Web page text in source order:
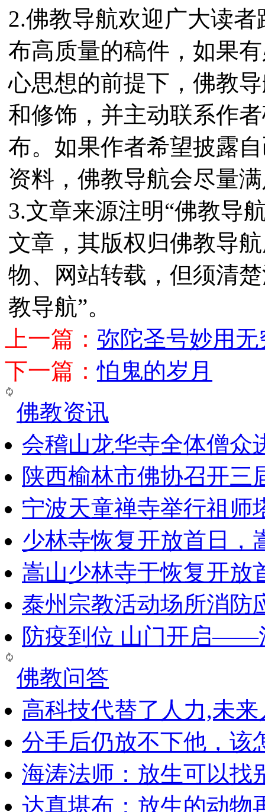
2.佛教导航欢迎广大读
布高质量的稿件，如果
心思想的前提下，佛教
和修饰，并主动联系作
布。如果作者希望披露
资料，佛教导航会尽量
3.文章来源注明“佛教导
文章，其版权归佛教导
物、网站转载，但须清
教导航”。
上一篇： 弥陀圣号妙用无
下一篇：怕鬼的岁月
佛教资讯
会稽山龙华寺全体僧众
陕西榆林市佛协召开三
宁波天童禅寺举行祖师
少林寺恢复开放首日，
嵩山少林寺于恢复开放
泰州宗教活动场所消防
防疫到位 山门开启——
佛教问答
高科技代替了人力,未
分手后仍放不下他，该
海涛法师：放生可以找
达真堪布：放生的动物